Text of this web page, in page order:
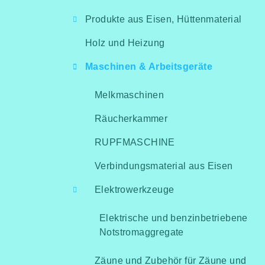
Produkte aus Eisen, Hüttenmaterial
Holz und Heizung
Maschinen & Arbeitsgeräte
Melkmaschinen
Räucherkammer
RUPFMASCHINE
Verbindungsmaterial aus Eisen
Elektrowerkzeuge
Elektrische und benzinbetriebene
Notstromaggregate
Zäune und Zubehör für Zäune und